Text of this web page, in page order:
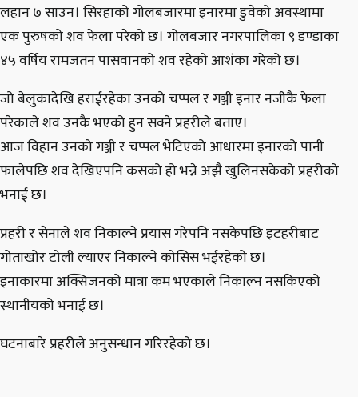
लहान ७ साउन। सिरहाको गोलबजारमा इनारमा डुवेको अवस्थामा
एक पुरुषको शव फेला परेको छ। गोलबजार नगरपालिका ९ डण्डाका
४५ वर्षिय रामजतन पासवानको शव रहेको आशंका गरेको छ।
जो बेलुकादेखि हराईरहेका उनको चप्पल र गञ्जी इनार नजीकै फेला
परेकाले शव उनकै भएको हुन सक्ने प्रहरीले बताए।
आज विहान उनको गञ्जी र चप्पल भेटिएको आधारमा इनारको पानी
फालेपछि शव देखिएपनि कसको हो भन्ने अझै खुलिनसकेको प्रहरीको
भनाई छ।
प्रहरी र सेनाले शव निकाल्ने प्रयास गरेपनि नसकेपछि इटहरीबाट
गोताखोर टोली ल्याएर निकाल्ने कोसिस भईरहेको छ।
इनाकारमा अक्सिजनको मात्रा कम भएकाले निकाल्न नसकिएको
स्थानीयको भनाई छ।
घटनाबारे प्रहरीले अनुसन्धान गरिरहेको छ।